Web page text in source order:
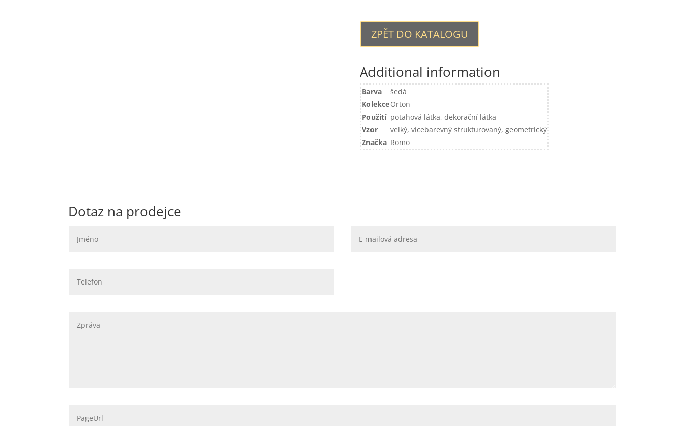
ZPĚT DO KATALOGU
Additional information
Barva
šedá
KolekceOrton
Použití potahová látka, dekorační látka
Vzor
velký, vícebarevný strukturovaný, geometrický
Značka Romo
Dotaz na prodejce